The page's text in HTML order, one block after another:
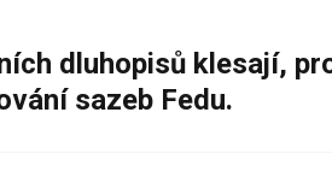
dluhopisů klesají,
sazeb Fedu.